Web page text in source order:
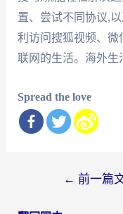
置、尝试不同协议,
利访问搜狐视频、微
联网的生活。海外生
Spread the love
← 前一篇